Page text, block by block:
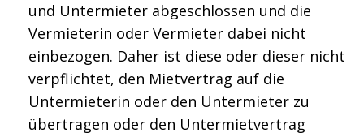
und Untermieter abgeschlossen und die
Vermieterin oder Vermieter dabei nicht
einbezogen. Daher ist diese oder dieser nicht
verpflichtet, den Mietvertrag auf die
Untermieterin oder den Untermieter zu
übertragen oder den Untermietvertrag